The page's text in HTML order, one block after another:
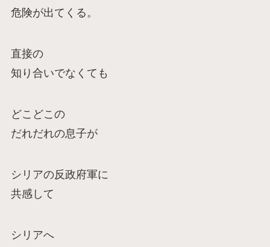
危険が出てくる。
直接の
知り合いでなくても
どこどこの
だれだれの息子が
シリアの反政府軍に
共感して
シリアへ